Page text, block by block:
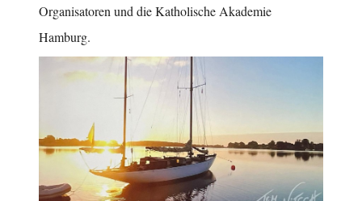
Organisatoren und die Katholische Akademie
Hamburg.